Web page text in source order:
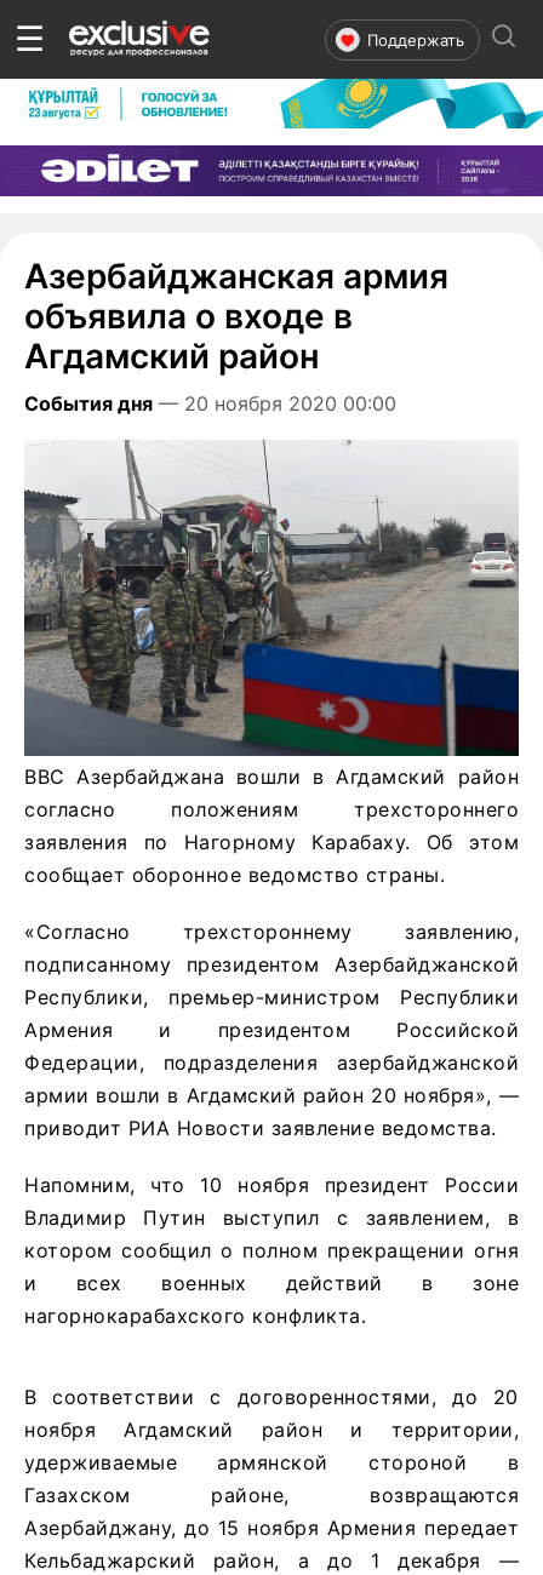
☰ Поддержать
Азербайджанская армия
объявила о входе в
Агдамский район
События дня — 20 ноября 2020 00:00
ВВС Азербайджана вошли в Агдамский район
согласно положениям трехстороннего
заявления по Нагорному Карабаху. Об этом
сообщает оборонное ведомство страны.
«Согласно трехстороннему заявлению,
подписанному президентом Азербайджанской
Республики, премьер-министром Республики
Армения и президентом Российской
Федерации, подразделения азербайджанской
армии вошли в Агдамский район 20 ноября», —
приводит РИА Новости заявление ведомства.
Напомним, что 10 ноября президент России
Владимир Путин выступил с заявлением, в
котором сообщил о полном прекращении огня
и всех военных действий в зоне
нагорнокарабахского конфликта.
В соответствии с договоренностями, до 20
ноября Агдамский район и территории,
удерживаемые армянской стороной в
Газахском районе, возвращаются
Азербайджану, до 15 ноября Армения передает
Кельбаджарский район, а до 1 декабря —